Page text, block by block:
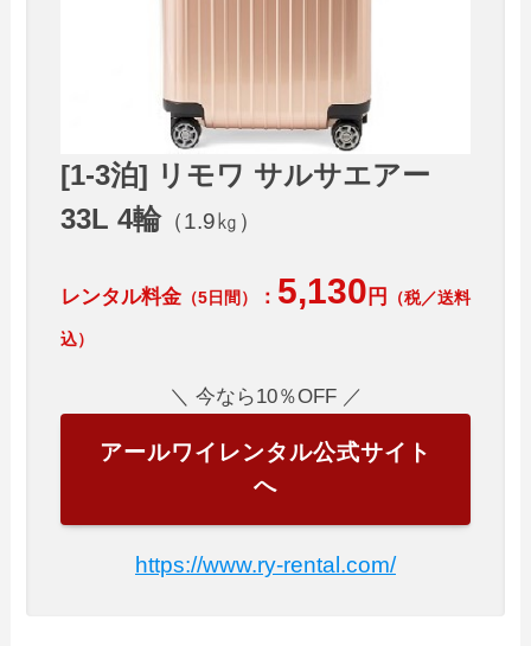
[1-3泊] リモワ サルサエアー
33L 4輪（1.9㎏）
レンタル料金（5日間） ： 5,130 円 （税／送料
込）
＼ 今なら10％OFF ／
アールワイレンタル公式サイト
へ
https://www.ry-rental.com/